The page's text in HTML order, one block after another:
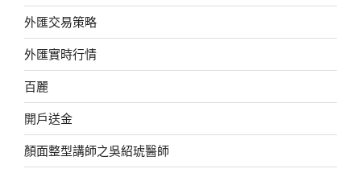
外匯交易策略
外匯實時行情
百麗
開戶送金
顏面整型講師之吳紹琥醫師